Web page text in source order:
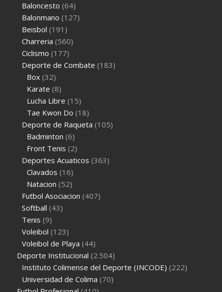
Baloncesto (64)
Balonmano (127)
Beisbol (191)
Charreria (560)
Ciclismo (177)
Deporte de Combate (183)
Box (32)
Karate (8)
Lucha Libre (15)
Tae Kwon Do (18)
Deporte de Raqueta (105)
Badminton (6)
Front Tenis (2)
Deportes Acuaticos (363)
Clavados (16)
Natacion (52)
Futbol Asociacion (407)
Softball (43)
Tenis (9)
Voleibol (123)
Voleibol de Playa (44)
Deporte Institucional (2.504)
Instituto Colimense del Deporte (INCODE) (222)
Universidad de Colima (70)